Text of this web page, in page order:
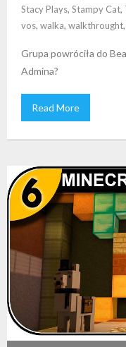
Stacy Plays, Stampy Cat,
vos, walka, walkthrought,
Grupa powróciła do
Admina?
Read More